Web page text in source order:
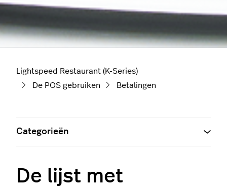
Lightspeed Restaurant (K-Series)
De POS gebruiken
Betalingen
De lijst met
Categorieën